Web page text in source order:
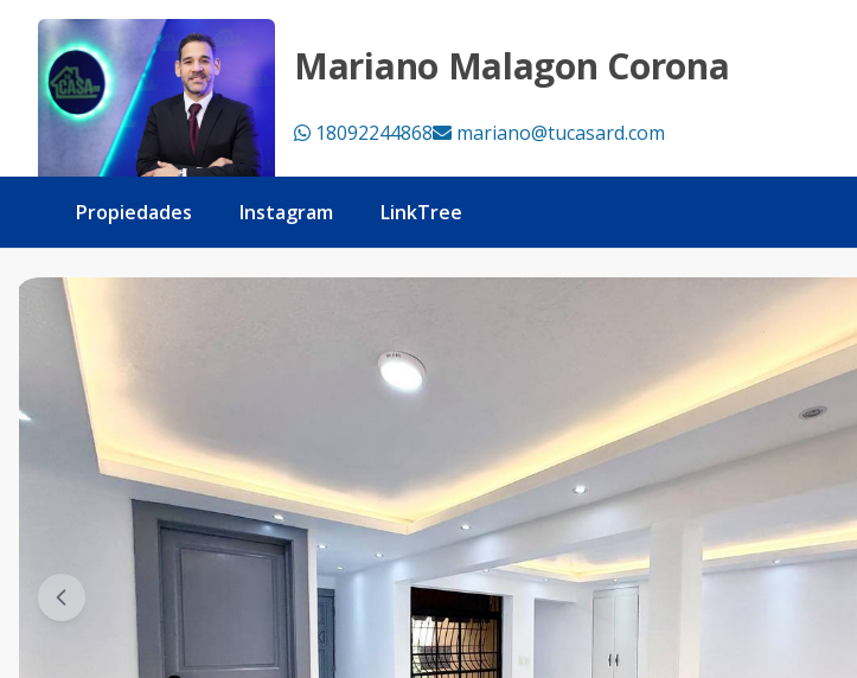
Mariano Malagon Corona
18092244868 mariano@tucasard.com
Propiedades Instagram LinkTree
Apartamento de 2 habitaciones, Avenida Independencia - Tu Casa RD